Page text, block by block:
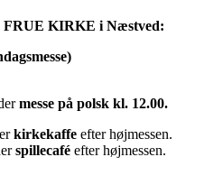
KIRKE i Næstved:
messe på polsk kl. 12.00.
kirkekaffe efter højmessen.
spillecafé efter højmessen.